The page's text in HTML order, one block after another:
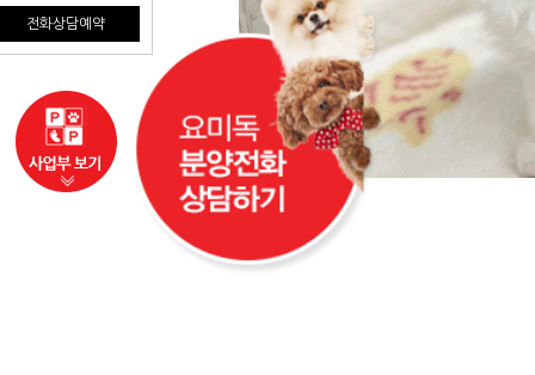
전화상담예약
사업부보기